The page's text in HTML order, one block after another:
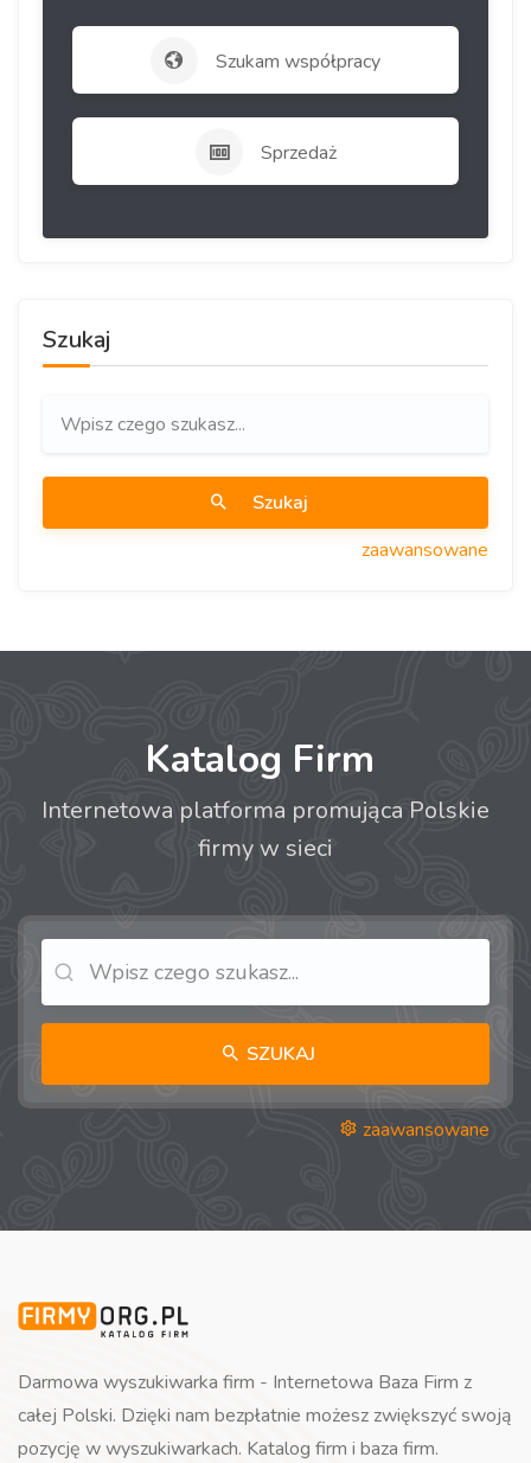
Szukam współpracy
Sprzedaż
Szukaj
Szukaj
zaawansowane
Katalog Firm
Internetowa platforma promująca Polskie
firmy w sieci
SZUKAJ
zaawansowane
Darmowa wyszukiwarka firm - Internetowa Baza Firm z
całej Polski. Dzięki nam bezpłatnie możesz zwiększyć swoją
pozycję w wyszukiwarkach. Katalog firm i baza firm.